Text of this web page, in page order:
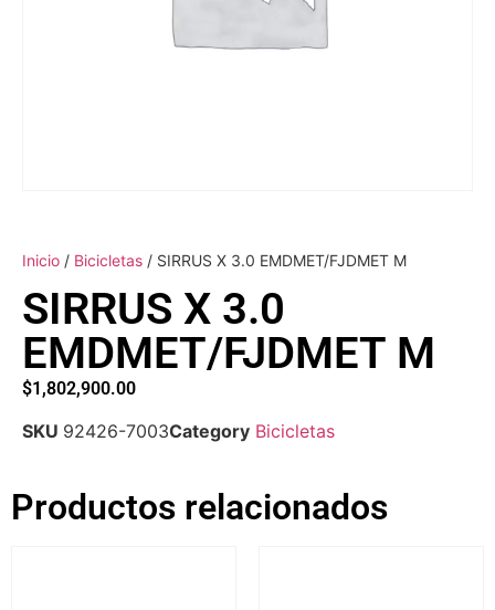
Inicio / Bicicletas / SIRRUS X 3.0 EMDMET/FJDMET M
SIRRUS X 3.0
EMDMET/FJDMET M
$1,802,900.00
SKU 92426-7003Category Bicicletas
Productos relacionados